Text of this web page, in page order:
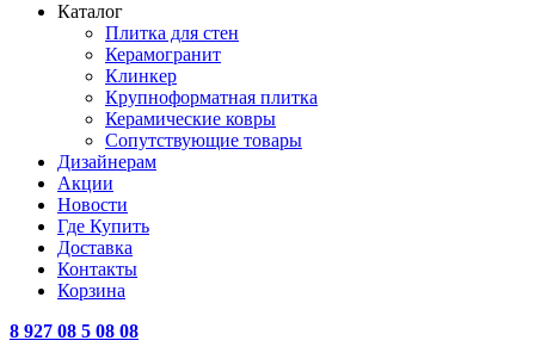
Каталог
Плитка для стен
Керамогранит
Клинкер
Крупноформатная плитка
Керамические ковры
Сопутствующие товары
Дизайнерам
Акции
Новости
Где Купить
Доставка
Контакты
Корзина
8 927 08 5 08 08